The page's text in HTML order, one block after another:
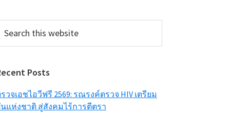
this
Posts
วจเอชไอวีฟรี 2569: รณรงค์ตรวจ HIV เตรียม
แห่งชาติ สู่สังคมไร้การตีตรา